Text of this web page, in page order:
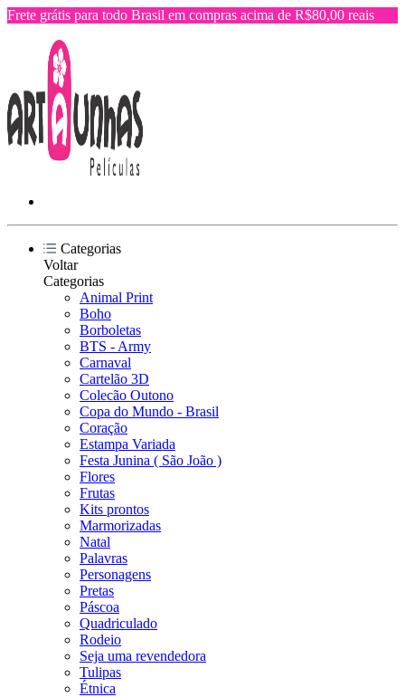
Frete grátis para todo Brasil em compras acima de R$80,00 reais
Categorias
Voltar
Categorias
Animal Print
Boho
Borboletas
BTS - Army
Carnaval
Cartelão 3D
Colecão Outono
Copa do Mundo - Brasil
Coração
Estampa Variada
Festa Junina ( São João )
Flores
Frutas
Kits prontos
Marmorizadas
Natal
Palavras
Personagens
Pretas
Páscoa
Quadriculado
Rodeio
Seja uma revendedora
Tulipas
Étnica